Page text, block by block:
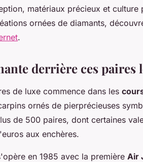
matériaux précieux et
ornées de diamants,
.
derrière ces paires
de luxe commence dans les
ornés de pierprécieuses
de 500 paires, dont certaines
aux enchères.
en 1985 avec la première Air